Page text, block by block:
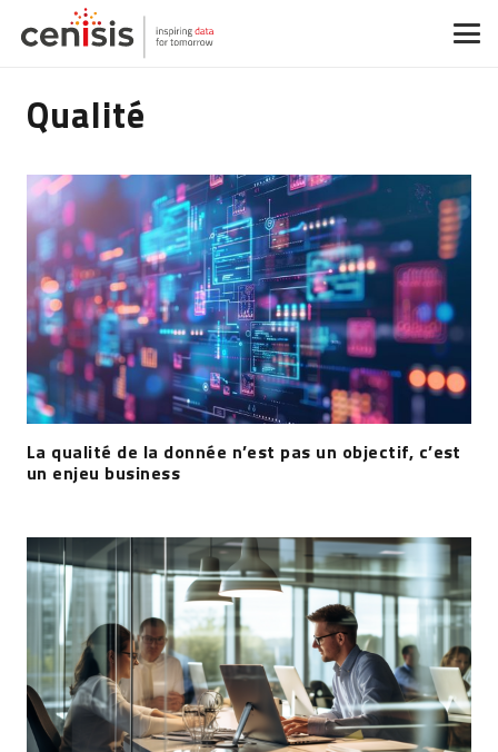
Qualité
La qualité de la donnée n’est pas un objectif, c’est
un enjeu business